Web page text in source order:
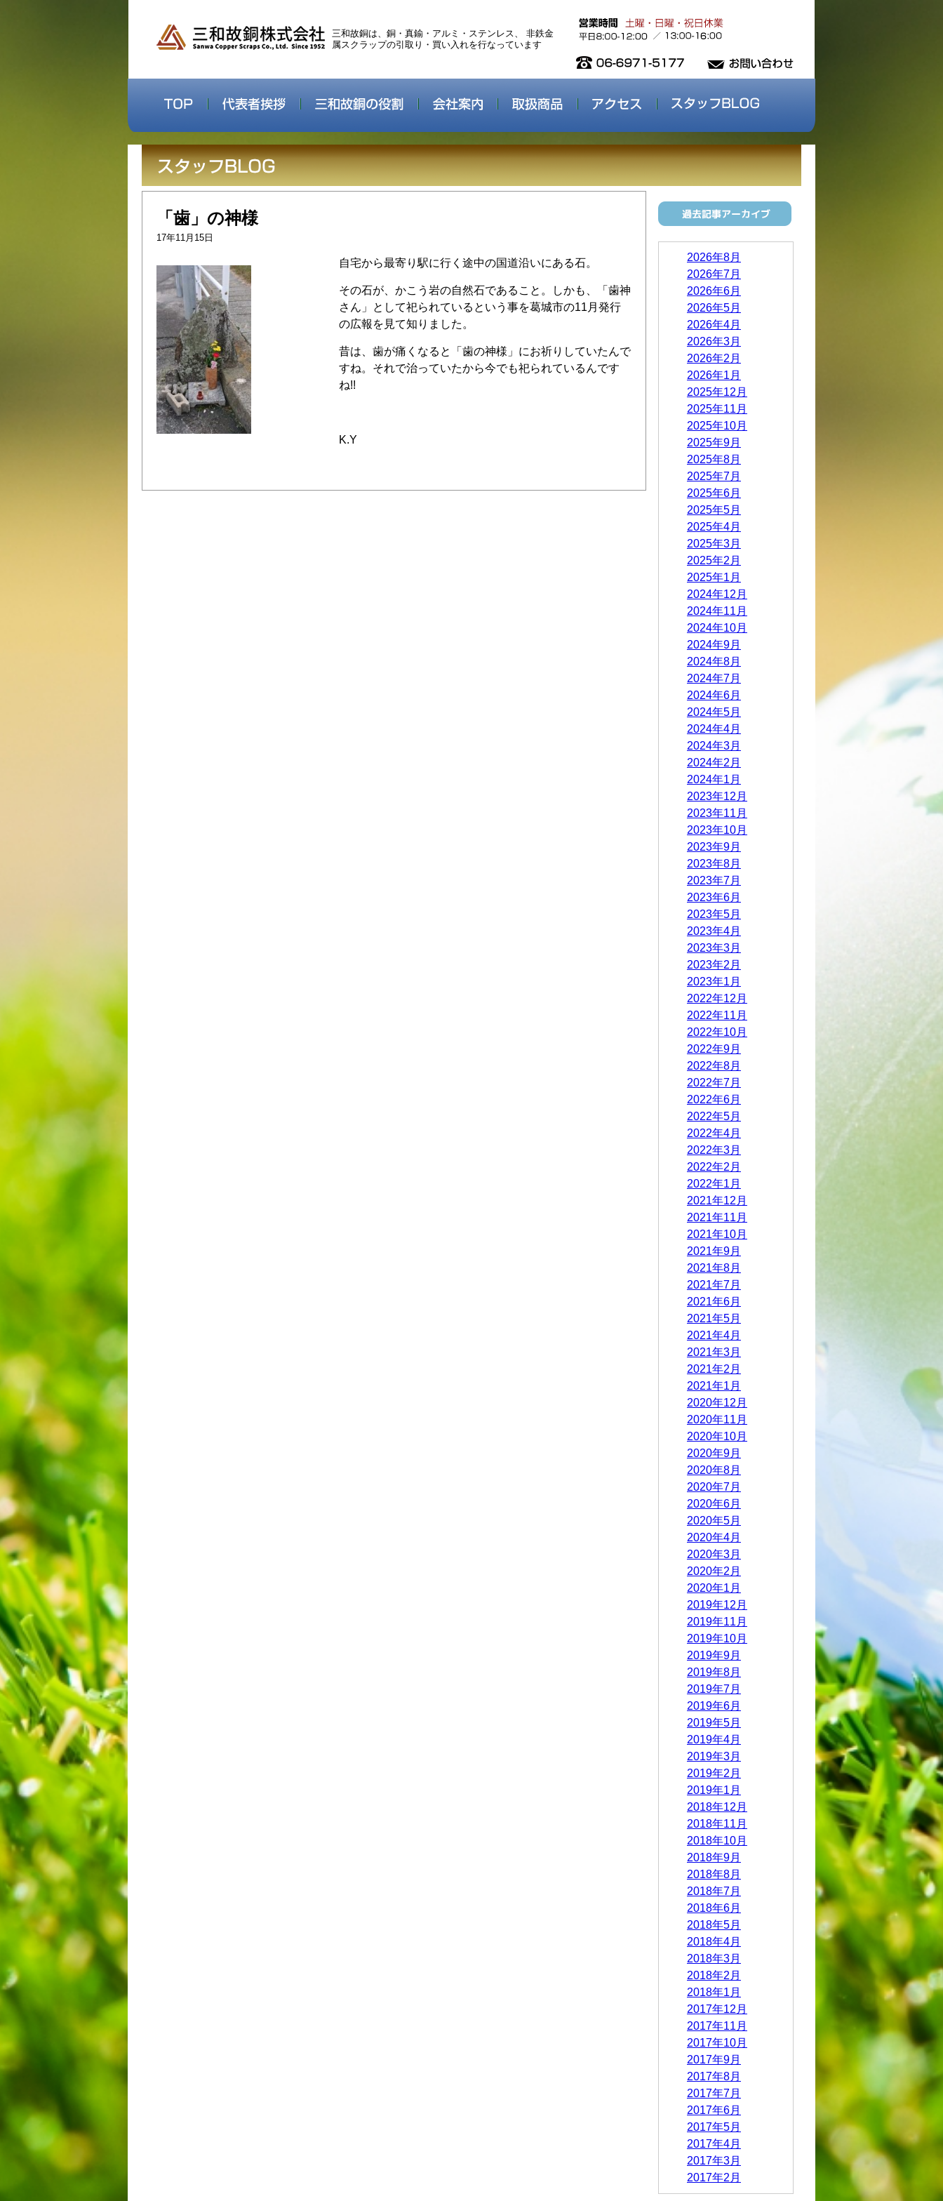
三和故銅は、銅・真鍮・アルミ・ステンレス、 非鉄金
属スクラップの引取り・買い入れを行なっています
「歯」の神様
17年11月15日
自宅から最寄り駅に行く途中の国道沿いにある石。
その石が、かこう岩の自然石であること。しかも、「歯神
さん」として祀られているという事を葛城市の11月発行
の広報を見て知りました。
昔は、歯が痛くなると「歯の神様」にお祈りしていたんで
すね。それで治っていたから今でも祀られているんです
ね!!
K.Y
2026年8月
2026年7月
2026年6月
2026年5月
2026年4月
2026年3月
2026年2月
2026年1月
2025年12月
2025年11月
2025年10月
2025年9月
2025年8月
2025年7月
2025年6月
2025年5月
2025年4月
2025年3月
2025年2月
2025年1月
2024年12月
2024年11月
2024年10月
2024年9月
2024年8月
2024年7月
2024年6月
2024年5月
2024年4月
2024年3月
2024年2月
2024年1月
2023年12月
2023年11月
2023年10月
2023年9月
2023年8月
2023年7月
2023年6月
2023年5月
2023年4月
2023年3月
2023年2月
2023年1月
2022年12月
2022年11月
2022年10月
2022年9月
2022年8月
2022年7月
2022年6月
2022年5月
2022年4月
2022年3月
2022年2月
2022年1月
2021年12月
2021年11月
2021年10月
2021年9月
2021年8月
2021年7月
2021年6月
2021年5月
2021年4月
2021年3月
2021年2月
2021年1月
2020年12月
2020年11月
2020年10月
2020年9月
2020年8月
2020年7月
2020年6月
2020年5月
2020年4月
2020年3月
2020年2月
2020年1月
2019年12月
2019年11月
2019年10月
2019年9月
2019年8月
2019年7月
2019年6月
2019年5月
2019年4月
2019年3月
2019年2月
2019年1月
2018年12月
2018年11月
2018年10月
2018年9月
2018年8月
2018年7月
2018年6月
2018年5月
2018年4月
2018年3月
2018年2月
2018年1月
2017年12月
2017年11月
2017年10月
2017年9月
2017年8月
2017年7月
2017年6月
2017年5月
2017年4月
2017年3月
2017年2月